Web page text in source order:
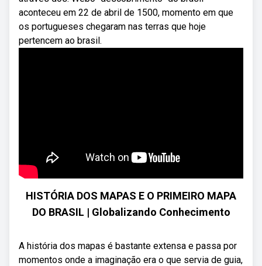
aconteceu em 22 de abril de 1500, momento em que
os portugueses chegaram nas terras que hoje
pertencem ao brasil.
HISTÓRIA DOS MAPAS E O PRIMEIRO MAPA
DO BRASIL | Globalizando Conhecimento
A história dos mapas é bastante extensa e passa por
momentos onde a imaginação era o que servia de guia,